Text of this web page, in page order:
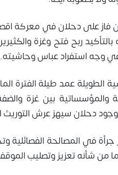
فاز على دحلان في معركة
ربح فتح وغزة
في وجه استفراد عباس وحاشيته.
الطويلة عمد طيلة الفترة
والمؤسساتية بين غزة
دحلان سيهز عرش التوريث
جرأة في المصالحة
من شأنه تعزيز وتصليب